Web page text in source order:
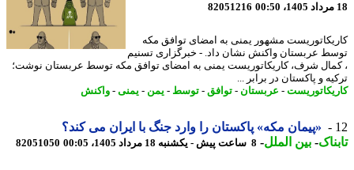
82051216
مشهور یمنی به امضای توافق مکه
عربستان واکنش نشان داد. - خبرگزاری تسنیم
شرف، کاریکاتوریست یمنی به امضای توافق مکه توسط عربستان نوشت؛
و پاکستان در برابر ...
-عربستان-توافق-توسط-یمن -یمنی-واکنش
«پیمان مکه» پاکستان را وارد جنگ با ایران می کند؟
-بین الملل-8 ساعت پیش - یکشنبه 18 مرداد 1405، 00:05 82051050